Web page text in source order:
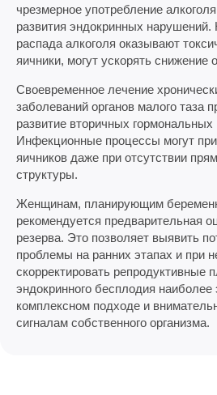
чрезмерное употребление
развития эндокринных нарушений.
распада алкоголя оказывают
яичники, могут ускорять снижение
Своевременное лечение
заболеваний органов малого таза
развитие вторичных
Инфекционные процессы могут
яичников даже при отсутствии
структуры.
Женщинам, планирующим
рекомендуется предварительная
резерва. Это позволяет выявить
проблемы на ранних этапах и при
скорректировать репродуктивные
эндокринного бесплодия
комплексном подходе и
сигналам собственного организма.